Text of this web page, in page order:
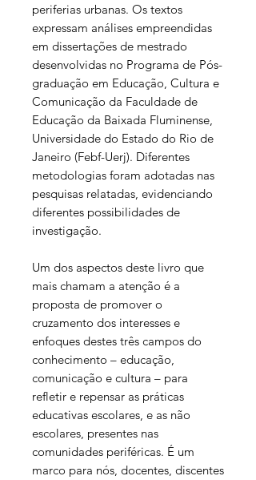
periferias urbanas. Os textos
expressam análises empreendidas
em dissertações de mestrado
desenvolvidas no Programa de Pós-
graduação em Educação, Cultura e
Comunicação da Faculdade de
Educação da Baixada Fluminense,
Universidade do Estado do Rio de
Janeiro (Febf-Uerj). Diferentes
metodologias foram adotadas nas
pesquisas relatadas, evidenciando
diferentes possibilidades de
investigação.
Um dos aspectos deste livro que
mais chamam a atenção é a
proposta de promover o
cruzamento dos interesses e
enfoques destes três campos do
conhecimento – educação,
comunicação e cultura – para
refletir e repensar as práticas
educativas escolares, e as não
escolares, presentes nas
comunidades periféricas. É um
marco para nós, docentes, discentes